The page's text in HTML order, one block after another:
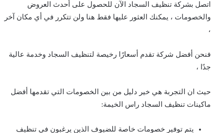
اتصل بشركة تنظيف السجاد الآن للحصول على أحدث العروض
والخصومات ، يمكنك العثور عليها فقط هنا ولن تتكرر في أي مكان آخر
،
فنحن أفضل شركة تقدم أسعارًا رخيصة لتنظيف السجاد وخدمة عالية
جدًا ،
حيث ان التجربة هي خير دليل من بين الخصومات التي تقدمها أفضل
ماكينات تنظيف السجاد راس الخيمة:
يتم توفير خصومات خاصة للضيوف الذين يرغبون في تنظيف